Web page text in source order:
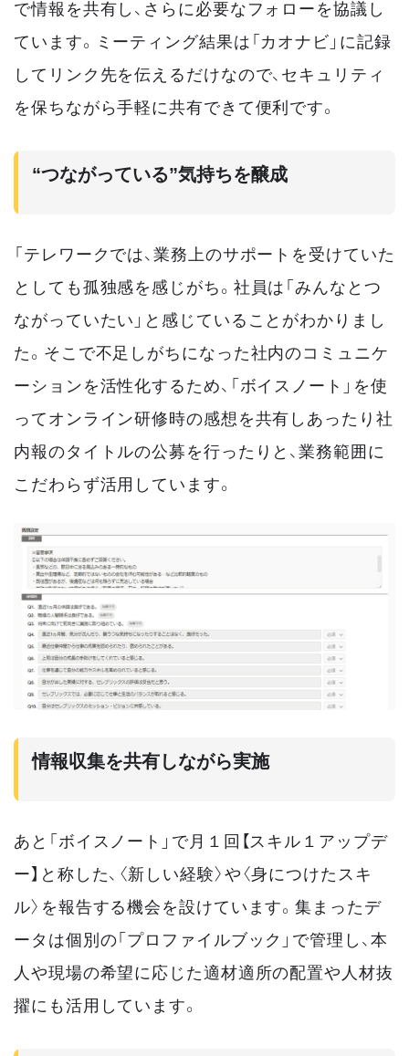
で情報を共有し、さらに必要なフォローを協議し
ています。ミーティング結果は「カオナビ」に記録
してリンク先を伝えるだけなので、セキュリティ
を保ちながら手軽に共有できて便利です。
“つながっている”気持ちを醸成
「テレワークでは、業務上のサポートを受けていた
としても孤独感を感じがち。社員は「みんなとつ
ながっていたい」と感じていることがわかりまし
た。そこで不足しがちになった社内のコミュニケ
ーションを活性化するため、「ボイスノート」を使
ってオンライン研修時の感想を共有しあったり社
内報のタイトルの公募を行ったりと、業務範囲に
こだわらず活用しています。
情報収集を共有しながら実施
あと「ボイスノート」で月１回【スキル１アップデ
ー】と称した、〈新しい経験〉や〈身につけたスキ
ル〉を報告する機会を設けています。集まったデ
ータは個別の「プロファイルブック」で管理し、本
人や現場の希望に応じた適材適所の配置や人材抜
擢にも活用しています。